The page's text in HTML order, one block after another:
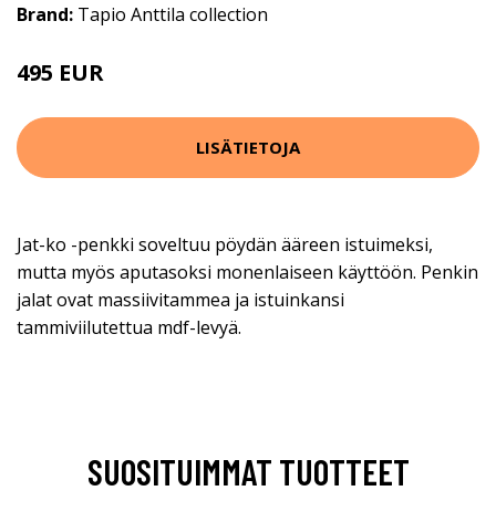
Brand: Tapio Anttila collection
495 EUR
LISÄTIETOJA
Jat-ko -penkki soveltuu pöydän ääreen istuimeksi,
mutta myös aputasoksi monenlaiseen käyttöön. Penkin
jalat ovat massiivitammea ja istuinkansi
tammiviilutettua mdf-levyä.
SUOSITUIMMAT TUOTTEET